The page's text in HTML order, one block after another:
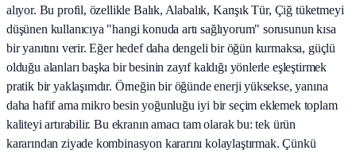
alıyor. Bu profil, özellikle Balık, Alabalık, Karışık Tür, Çiğ tüketmeyi
düşünen kullanıcıya "hangi konuda artı sağlıyorum" sorusunun kısa
bir yanıtını verir. Eğer hedef daha dengeli bir öğün kurmaksa, güçlü
olduğu alanları başka bir besinin zayıf kaldığı yönlerle eşleştirmek
pratik bir yaklaşımdır. Örneğin bir öğünde enerji yüksekse, yanına
daha hafif ama mikro besin yoğunluğu iyi bir seçim eklemek toplam
kaliteyi artırabilir. Bu ekranın amacı tam olarak bu: tek ürün
kararından ziyade kombinasyon kararını kolaylaştırmak. Çünkü